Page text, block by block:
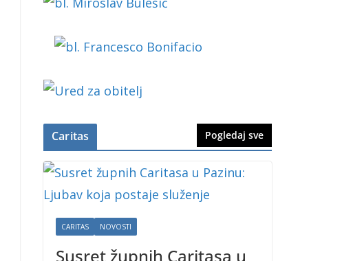
Caritas Pogledaj sve
CARITAS NOVOSTI
Susret župnih Caritasa u